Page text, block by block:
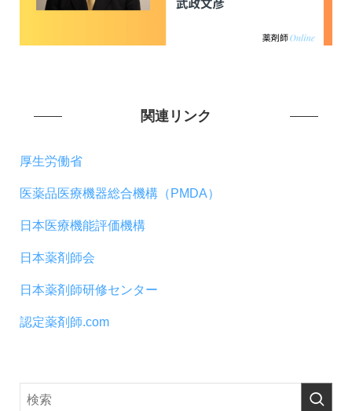
関連リンク
厚生労働省
医薬品医療機器総合機構（PMDA）
日本医療機能評価機構
日本薬剤師会
日本薬剤師研修センター
認定薬剤師.com